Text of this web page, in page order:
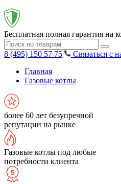
Бесплатная полная гарантия на
8 (495) 150 57 75
Связаться с
Главная
Газовые котлы
более 60 лет безупречной
репутации на рынке
Газовые котлы под любые
потребности клиента